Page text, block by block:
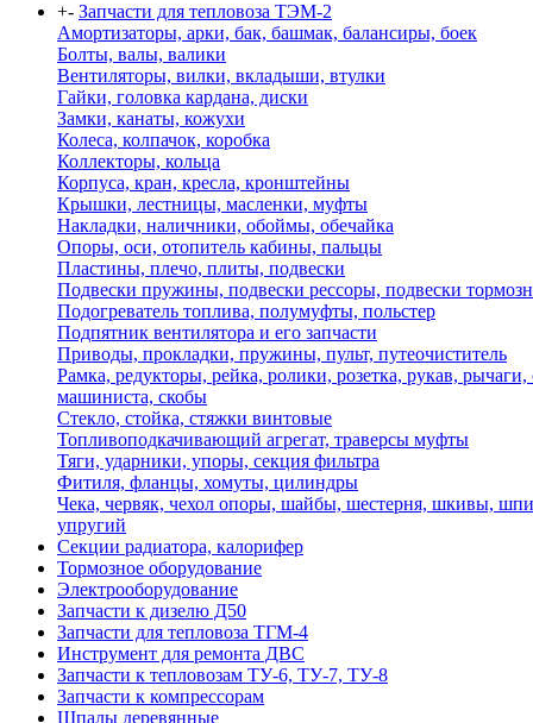
+- Запчасти для тепловоза ТЭМ-2
Амортизаторы, арки, бак, башмак, балансиры, боек
Болты, валы, валики
Вентиляторы, вилки, вкладыши, втулки
Гайки, головка кардана, диски
Замки, канаты, кожухи
Колеса, колпачок, коробка
Коллекторы, кольца
Корпуса, кран, кресла, кронштейны
Крышки, лестницы, масленки, муфты
Накладки, наличники, обоймы, обечайка
Опоры, оси, отопитель кабины, пальцы
Пластины, плечо, плиты, подвески
Подвески пружины, подвески рессоры, подвески
Подогреватель топлива, полумуфты, польстер
Подпятник вентилятора и его запчасти
Приводы, прокладки, пружины, пульт, путеочиститель
Рамка, редукторы, рейка, ролики, розетка, рукав, рычаги,
машиниста, скобы
Стекло, стойка, стяжки винтовые
Топливоподкачивающий агрегат, траверсы муфты
Тяги, ударники, упоры, секция фильтра
Фитиля, фланцы, хомуты, цилиндры
Чека, червяк, чехол опоры, шайбы, шестерня, шкивы,
упругий
Секции радиатора, калорифер
Тормозное оборудование
Электрооборудование
Запчасти к дизелю Д50
Запчасти для тепловоза ТГМ-4
Инструмент для ремонта ДВС
Запчасти к тепловозам ТУ-6, ТУ-7, ТУ-8
Запчасти к компрессорам
Шпалы деревянные